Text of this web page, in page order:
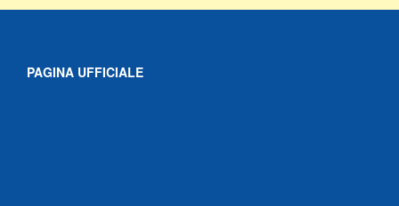
PAGINA UFFICIALE